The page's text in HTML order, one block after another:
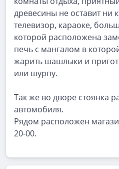
древесины не оставит
телевизор, караоке,
которой расположена
печь с мангалом в
жарить шашлыки и
или шурпу.
Так же во дворе стоянка
автомобиля.
Рядом расположен
20-00.